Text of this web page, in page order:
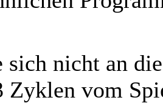
sich nicht an
vom